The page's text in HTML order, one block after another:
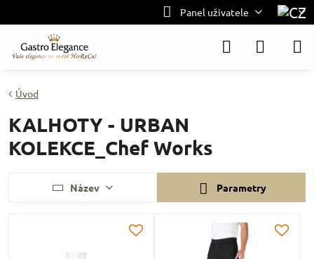
Panel uživatele
Úvod
KALHOTY - URBAN
KOLEKCE_Chef Works
Název Parametry